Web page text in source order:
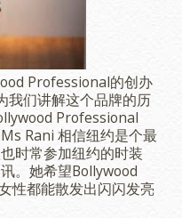
Professional的创办
我们讲解这个品牌的历
Professional
Rani 相信纽约是个最
时常参加纽约的时装
。她希望Bollywood
性都能散发出闪闪发亮